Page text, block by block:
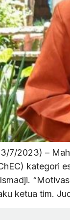
7/2023) –
kategori
ketua tim.